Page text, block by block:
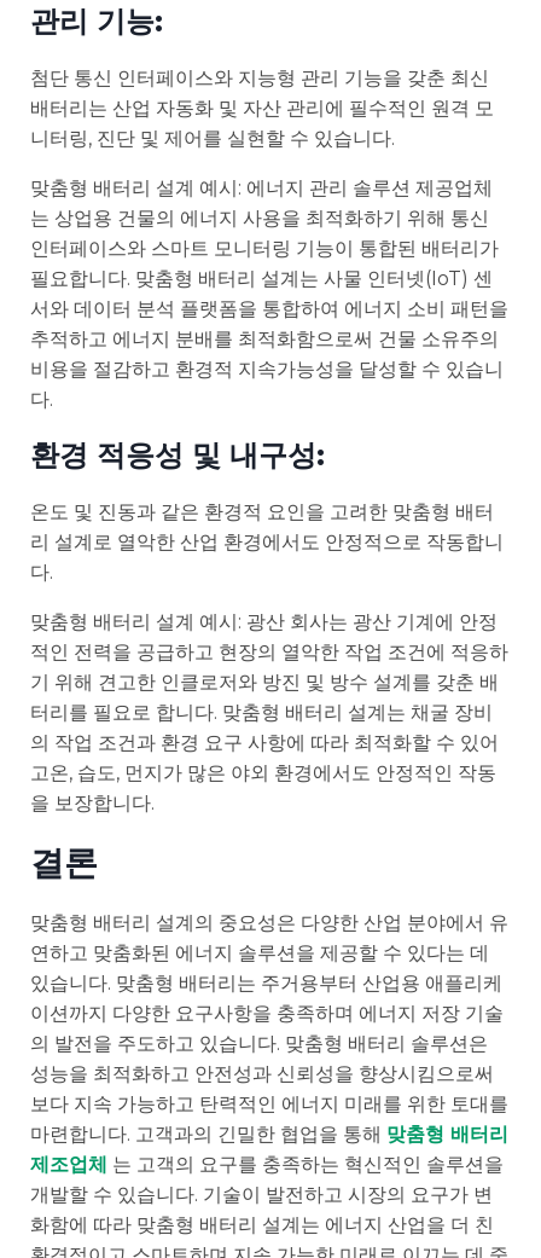
관리 기능:
첨단 통신 인터페이스와 지능형 관리 기능을 갖춘 최신
배터리는 산업 자동화 및 자산 관리에 필수적인 원격 모
니터링, 진단 및 제어를 실현할 수 있습니다.
맞춤형 배터리 설계 예시: 에너지 관리 솔루션 제공업체
는 상업용 건물의 에너지 사용을 최적화하기 위해 통신
인터페이스와 스마트 모니터링 기능이 통합된 배터리가
필요합니다. 맞춤형 배터리 설계는 사물 인터넷(IoT) 센
서와 데이터 분석 플랫폼을 통합하여 에너지 소비 패턴을
추적하고 에너지 분배를 최적화함으로써 건물 소유주의
비용을 절감하고 환경적 지속가능성을 달성할 수 있습니
다.
환경 적응성 및 내구성:
온도 및 진동과 같은 환경적 요인을 고려한 맞춤형 배터
리 설계로 열악한 산업 환경에서도 안정적으로 작동합니
다.
맞춤형 배터리 설계 예시: 광산 회사는 광산 기계에 안정
적인 전력을 공급하고 현장의 열악한 작업 조건에 적응하
기 위해 견고한 인클로저와 방진 및 방수 설계를 갖춘 배
터리를 필요로 합니다. 맞춤형 배터리 설계는 채굴 장비
의 작업 조건과 환경 요구 사항에 따라 최적화할 수 있어
고온, 습도, 먼지가 많은 야외 환경에서도 안정적인 작동
을 보장합니다.
결론
맞춤형 배터리 설계의 중요성은 다양한 산업 분야에서 유
연하고 맞춤화된 에너지 솔루션을 제공할 수 있다는 데
있습니다. 맞춤형 배터리는 주거용부터 산업용 애플리케
이션까지 다양한 요구사항을 충족하며 에너지 저장 기술
의 발전을 주도하고 있습니다. 맞춤형 배터리 솔루션은
성능을 최적화하고 안전성과 신뢰성을 향상시킴으로써
보다 지속 가능하고 탄력적인 에너지 미래를 위한 토대를
마련합니다. 고객과의 긴밀한 협업을 통해 맞춤형 배터리
제조업체 는 고객의 요구를 충족하는 혁신적인 솔루션을
개발할 수 있습니다. 기술이 발전하고 시장의 요구가 변
화함에 따라 맞춤형 배터리 설계는 에너지 산업을 더 친